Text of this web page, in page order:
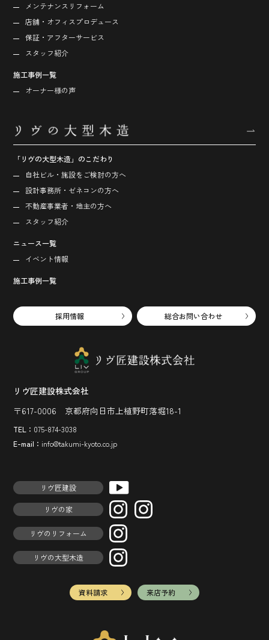
メンテナンスリフォーム
店舗・オフィス プロデュース
保証・アフターサービス
スタッフ紹介
施工事例一覧
オーナー様の声
「リヴの大型木造」のこだわり
自社ビル・施設をご検討の方へ
設計事務所・ゼネコンの方へ
不動産事業者・地主の方へ
スタッフ紹介
ニュース一覧
イベント情報
施工事例一覧
採用情報 総合お問い合わせ
リヴ匠建設株式会社
〒617-0006 京都府向日市上植野町落堀18-1
TEL： 075-874-3038
E-mail： info@takumi-kyoto.co.jp
リヴ匠建設
リヴの家
リヴのリフォーム
リヴの大型木造
資料請求 来店予約